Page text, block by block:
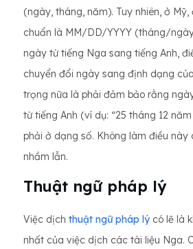
(ngày, tháng, năm). Tuy nhiên, ở
chuẩn là MM/DD/YYYY (tháng/
ngày từ tiếng Nga sang tiếng Anh,
chuyển đổi ngày sang định dạng
trọng nữa là phải đảm bảo rằng
từ tiếng Anh (ví dụ: “25 tháng 12
phải ở dạng số. Không làm điều này
nhầm lẫn.
Thuật ngữ pháp lý
Việc dịch thuật ngữ pháp lýcó lẽ là
nhất của việc dịch các tài liệu Nga.